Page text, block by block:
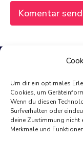
Um dir ein optimales
Cookies, um
Wenn du diesen
Surfverhalten oder
deine Zustimmung nicht
Merkmale undImpressum